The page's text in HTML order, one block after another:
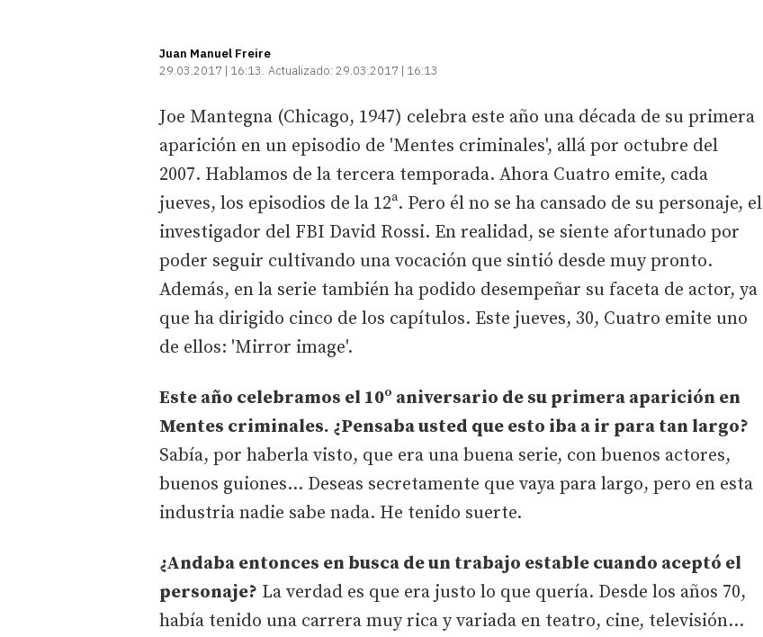
Juan Manuel Freire
29.03.2017 | 16:13 Actualizado: 29.03.2017 | 16:13
Joe Mantegna (Chicago, 1947) celebra este año una década de su primera
aparición en un episodio de 'Mentes criminales', allá por octubre del
2007. Hablamos de la tercera temporada. Ahora Cuatro emite, cada
jueves, los episodios de la 12ª. Pero él no se ha cansado de su personaje, el
investigador del FBI David Rossi. En realidad, se siente afortunado por
poder seguir cultivando una vocación que sintió desde muy pronto.
Además, en la serie también ha podido desempeñar su faceta de actor, ya
que ha dirigido cinco de los capítulos. Este jueves, 30, Cuatro emite uno
de ellos: 'Mirror image'.
Este año celebramos el 10º aniversario de su primera aparición en
Mentes criminales. ¿Pensaba usted que esto iba a ir para tan largo?
Sabía, por haberla visto, que era una buena serie, con buenos actores,
buenos guiones… Deseas secretamente que vaya para largo, pero en esta
industria nadie sabe nada. He tenido suerte.
¿Andaba entonces en busca de un trabajo estable cuando aceptó el
personaje? La verdad es que era justo lo que quería. Desde los años 70,
había tenido una carrera muy rica y variada en teatro, cine, televisión…